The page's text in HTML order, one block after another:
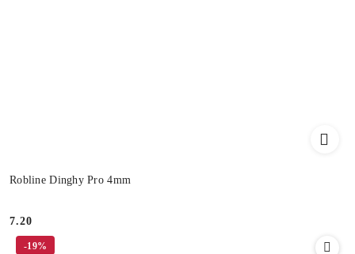
Robline Dinghy Pro 4mm
Cena:
7.20
-19%